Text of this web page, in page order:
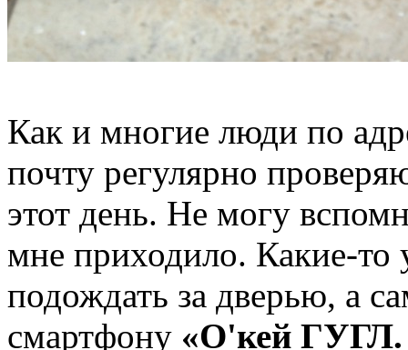
Как и многие люди по
почту регулярно
этот день. Не могу
мне приходило. Какие-то
подождать за дверью, а
смартфону «О'кей ГУГЛ.